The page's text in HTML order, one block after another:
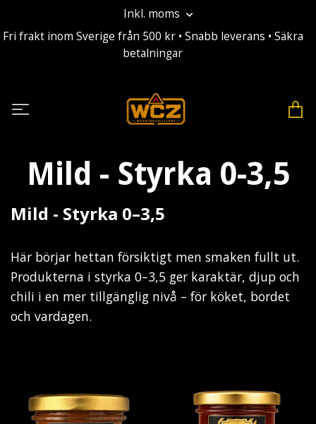
Inkl. moms
Fri frakt inom Sverige från 500 kr • Snabb leverans • Säkra
betalningar
Mild - Styrka 0-3,5
Mild - Styrka 0–3,5
Här börjar hettan försiktigt men smaken fullt ut.
Produkterna i styrka 0–3,5 ger karaktär, djup och
chili i en mer tillgänglig nivå – för köket, bordet
och vardagen.